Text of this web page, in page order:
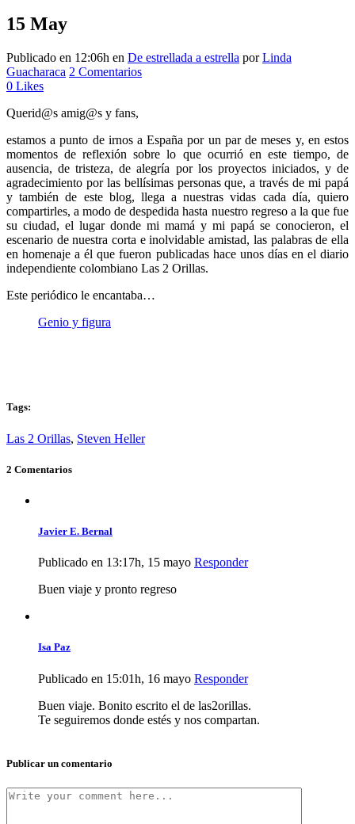
15 May
Publicado en 12:06h en De estrellada a estrella porLinda
Guacharaca 2 Comentarios
0 Likes
Querid@s amig@s y fans,
estamos a punto de irnos a España por un par de meses y, en estos
momentos de reflexión sobre lo que ocurrió en este tiempo, de
ausencia, de tristeza, de alegría por los proyectos iniciados, y de
agradecimiento por las bellísimas personas que, a través de mi papá
y también de este blog, llega a nuestras vidas cada día, quiero
compartirles, a modo de despedida hasta nuestro regreso a la que fue
su ciudad, el lugar donde mi mamá y mi papá se conocieron, el
escenario de nuestra corta e inolvidable amistad, las palabras de ella
en homenaje a él que fueron publicadas hace unos días en el diario
independiente colombiano Las 2 Orillas.
Este periódico le encantaba…
Genio y figura
Tags:
Las 2 Orillas, Steven Heller
2 Comentarios
Javier E. Bernal
Publicado en 13:17h, 15 mayo Responder
Buen viaje y pronto regreso
Isa Paz
Publicado en 15:01h, 16 mayo Responder
Buen viaje. Bonito escrito el de las2orillas.
Te seguiremos donde estés y nos compartan.
Publicar un comentario